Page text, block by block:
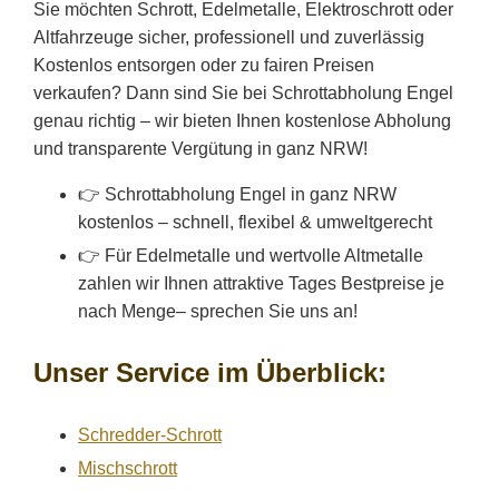
Sie möchten Schrott, Edelmetalle, Elektroschrott oder
Altfahrzeuge sicher, professionell und zuverlässig
Kostenlos entsorgen oder zu fairen Preisen
verkaufen? Dann sind Sie bei Schrottabholung Engel
genau richtig – wir bieten Ihnen kostenlose Abholung
und transparente Vergütung in ganz NRW!
👉 Schrottabholung Engel in ganz NRW
kostenlos – schnell, flexibel & umweltgerecht
👉 Für Edelmetalle und wertvolle Altmetalle
zahlen wir Ihnen attraktive Tages Bestpreise je
nach Menge– sprechen Sie uns an!
Unser Service im Überblick:
Schredder-Schrott
Mischschrott